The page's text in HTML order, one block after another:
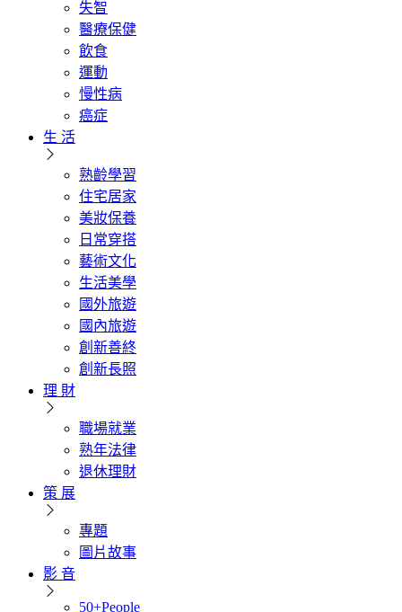
失智
醫療保健
飲食
運動
慢性病
癌症
生 活
熟齡學習
住宅居家
美妝保養
日常穿搭
藝術文化
生活美學
國外旅遊
國內旅遊
創新善終
創新長照
理 財
職場就業
熟年法律
退休理財
策 展
專題
圖片故事
影 音
50+People